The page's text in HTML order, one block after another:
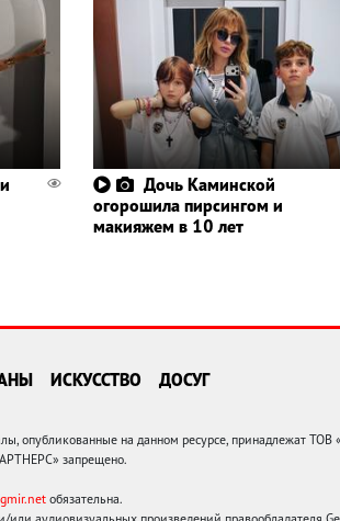
Дочь Каминской
огорошила пирсингом и
макияжем в 10 лет
ИСКУССТВО ДОСУГ
опубликованные на данном ресурсе, принадлежат
запрещено.
обязательна.